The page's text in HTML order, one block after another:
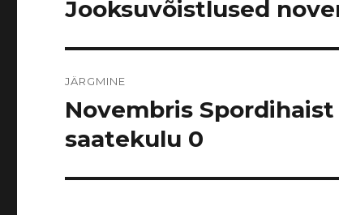
Eelmine
Jooksuvõistlused
JÄRGMINE
Järgmine
postitus:
Novembris
saatekulu 0